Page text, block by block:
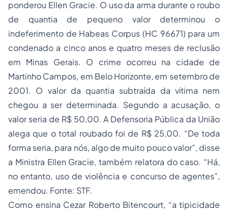
ponderou Ellen Gracie. O uso da arma durante o roubo
de quantia de pequeno valor determinou o
indeferimento de Habeas Corpus (HC 96671) para um
condenado a cinco anos e quatro meses de reclusão
em Minas Gerais. O crime ocorreu na cidade de
Martinho Campos, em Belo Horizonte, em setembro de
2001. O valor da quantia subtraída da vítima nem
chegou a ser determinada. Segundo a acusação, o
valor seria de R$ 50,00. A Defensoria Pública da União
alega que o total roubado foi de R$ 25,00. “De toda
forma seria, para nós, algo de muito pouco valor”, disse
a Ministra Ellen Gracie, também relatora do caso. “Há,
no entanto, uso de violência e concurso de agentes”,
emendou. Fonte: STF.
Como ensina Cezar Roberto Bitencourt, “a tipicidade